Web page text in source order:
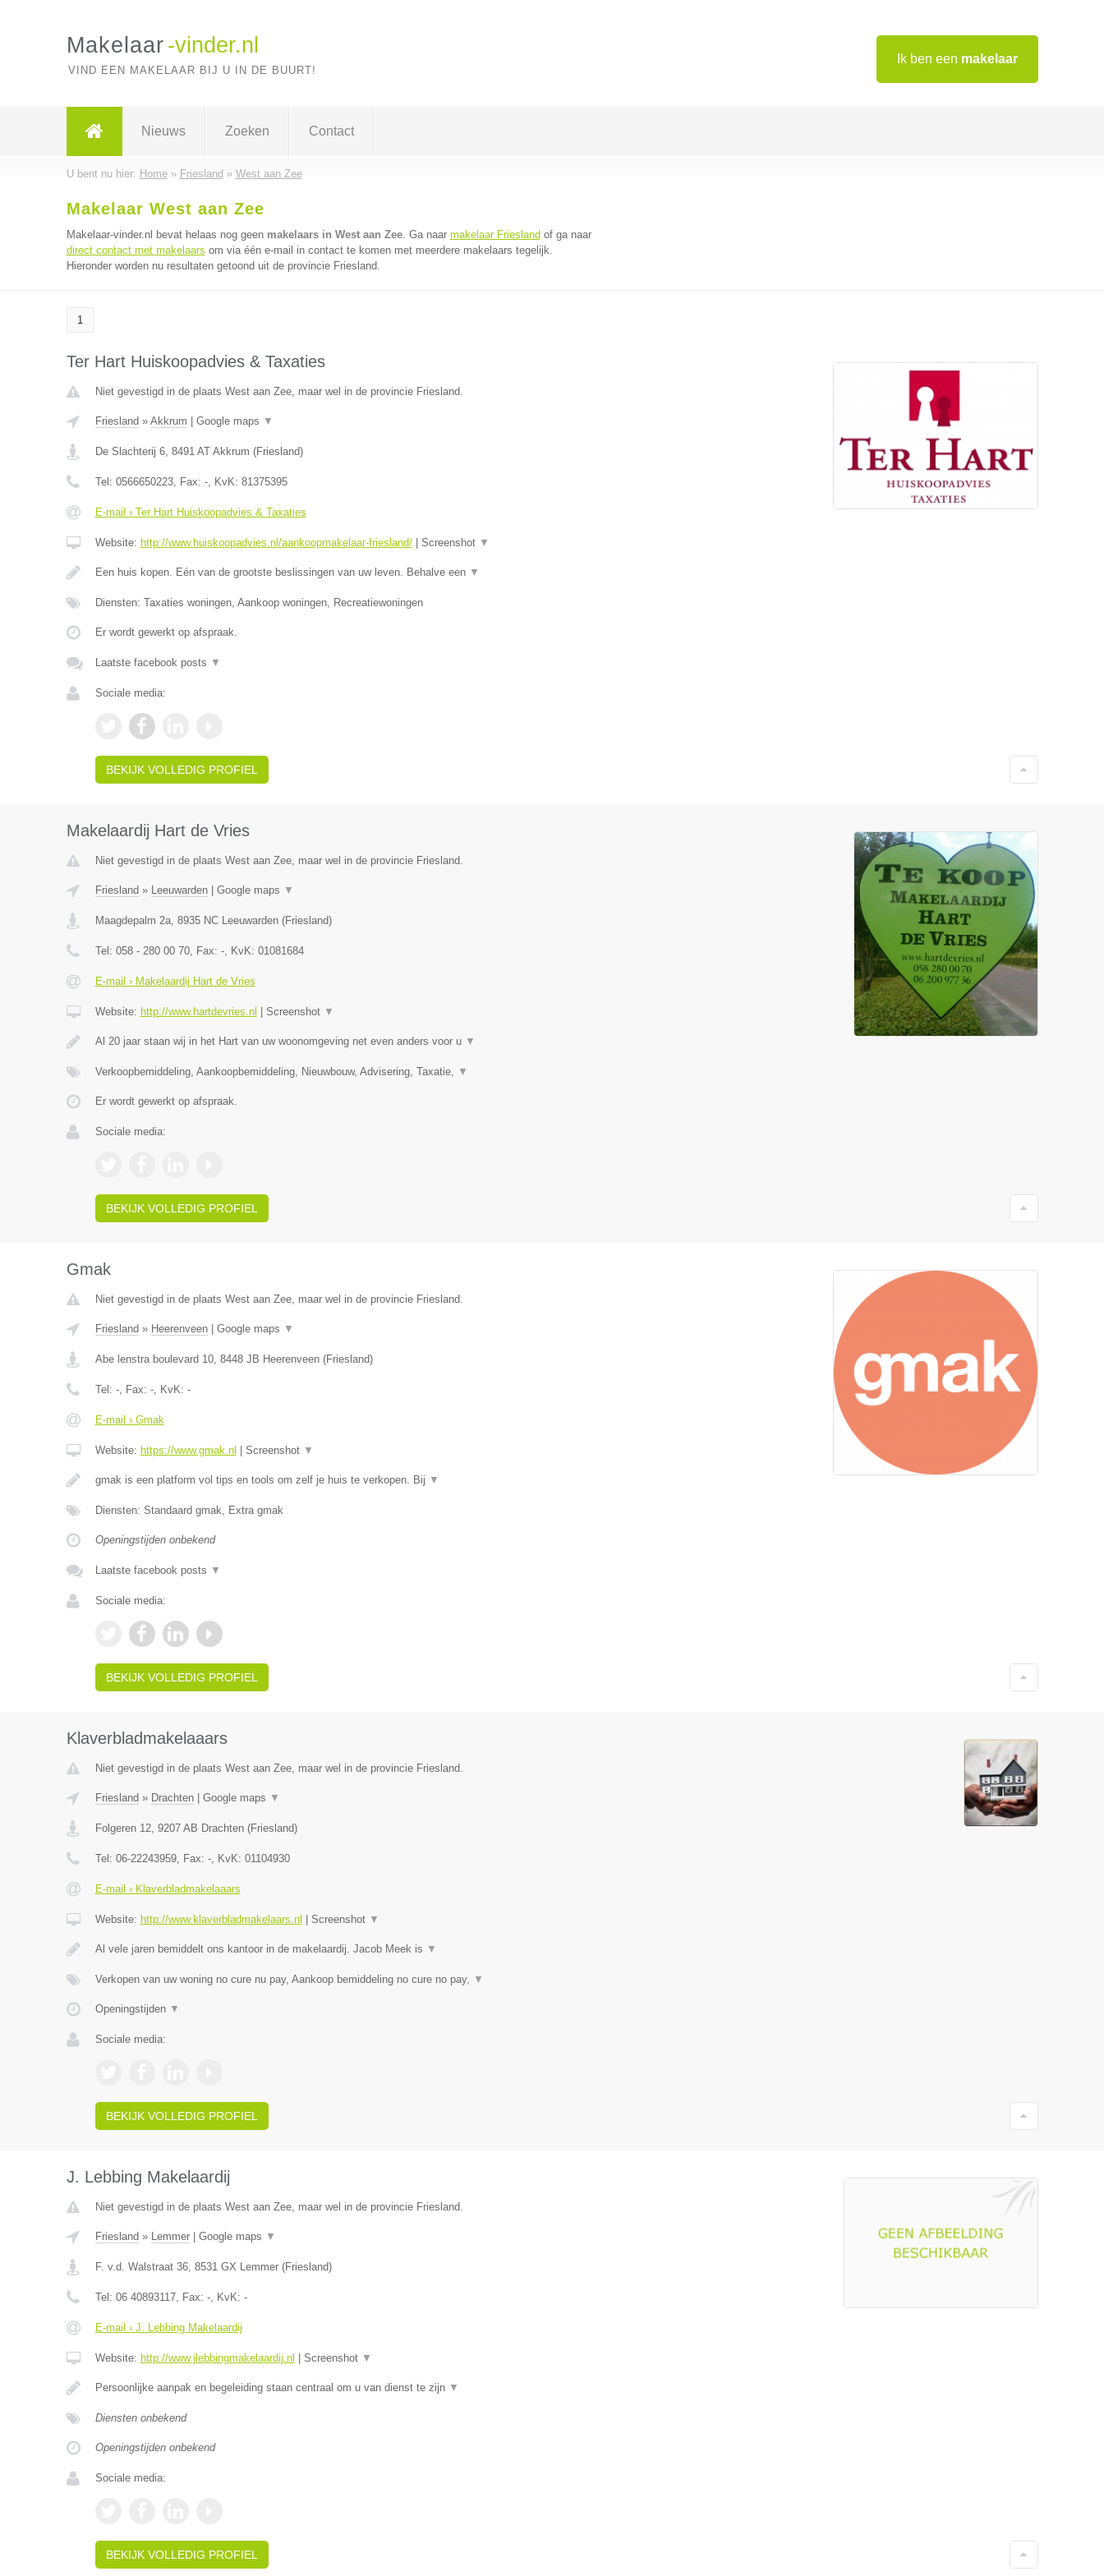
Ik ben een makelaar
Makelaar -vinder.nl
VIND EEN MAKELAAR BIJ U IN DE BUURT!
Nieuws Zoeken Contact
U bent nu hier: Home» Friesland » West aan Zee
Makelaar West aan Zee
Makelaar-vinder.nl bevat helaas nog geen makelaars in West aan Zee. Ga naar makelaar Friesland of ga naar
direct contact met makelaars om via één e-mail in contact te komen met meerdere makelaars tegelijk.
Hieronder worden nu resultaten getoond uit de provincie Friesland.
1
Ter Hart Huiskoopadvies & Taxaties
Niet gevestigd in de plaats West aan Zee, maar wel in de provincie Friesland.
Friesland » Akkrum Google maps ▼
De Slachterij 6, 8491 AT Akkrum (Friesland)
Tel: 0566650223, Fax: -, KvK: 81375395
E-mail › Ter Hart Huiskoopadvies & Taxaties
Website: http://www.huiskoopadvies.nl/aankoopmakelaar-friesland/| Screenshot ▼
Een huis kopen. Eén van de grootste beslissingen van uw leven. Behalve een ▼
Diensten: Taxaties woningen, Aankoop woningen, Recreatiewoningen
Er wordt gewerkt op afspraak.
Laatste facebook posts ▼
Sociale media:
BEKIJK VOLLEDIG PROFIEL
Makelaardij Hart de Vries
Niet gevestigd in de plaats West aan Zee, maar wel in de provincie Friesland.
Friesland » Leeuwarden| Google maps ▼
Maagdepalm 2a, 8935 NC Leeuwarden(Friesland)
Tel: 058 - 280 00 70, Fax: -, KvK: 01081684
E-mail › Makelaardij Hart de Vries
Website: http://www.hartdevries.nl Screenshot ▼
Al 20 jaar staan wij in het Hart van uw woonomgeving net even anders voor u ▼
Verkoopbemiddeling, Aankoopbemiddeling, Nieuwbouw, Advisering, Taxatie, ▼
Er wordt gewerkt op afspraak.
Sociale media:
BEKIJK VOLLEDIG PROFIEL
Gmak
Niet gevestigd in de plaats West aan Zee, maar wel in de provincie Friesland.
Friesland » Heerenveen| Google maps ▼
Abe lenstra boulevard 10, 8448 JB Heerenveen(Friesland)
Tel: -, Fax: -, KvK: -
E-mail › Gmak
Website: https://www.gmak.nl Screenshot ▼
gmak is een platform vol tips en tools om zelf je huis te verkopen. Bij ▼
Diensten: Standaard gmak, Extra gmak
Openingstijden onbekend
Laatste facebook posts ▼
Sociale media:
BEKIJK VOLLEDIG PROFIEL
Klaverbladmakelaaars
Niet gevestigd in de plaats West aan Zee, maar wel in de provincie Friesland.
Friesland » Drachten| Google maps ▼
Folgeren 12, 9207 AB Drachten(Friesland)
Tel: 06-22243959, Fax: -, KvK: 01104930
E-mail › Klaverbladmakelaaars
Website: http://www.klaverbladmakelaars.nl Screenshot ▼
Al vele jaren bemiddelt ons kantoor in de makelaardij. Jacob Meek is ▼
Verkopen van uw woning no cure nu pay, Aankoop bemiddeling no cure no pay, ▼
Openingstijden ▼
Sociale media:
BEKIJK VOLLEDIG PROFIEL
J. Lebbing Makelaardij
Niet gevestigd in de plaats West aan Zee, maar wel in de provincie Friesland.
Friesland » Lemmer| Google maps ▼
F. v.d. Walstraat 36, 8531 GX Lemmer(Friesland)
Tel: 06 40893117, Fax: -, KvK: -
E-mail › J. Lebbing Makelaardij
Website: http://www.jlebbingmakelaardij.nl Screenshot ▼
Persoonlijke aanpak en begeleiding staan centraal om u van dienst te zijn ▼
Diensten onbekend
Openingstijden onbekend
Sociale media:
BEKIJK VOLLEDIG PROFIEL